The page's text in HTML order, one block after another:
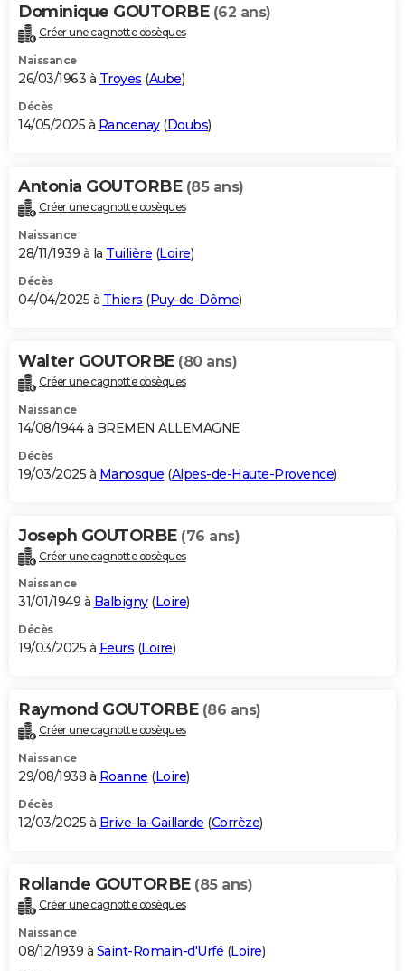
Dominique GOUTORBE (62 ans)
Créer une cagnotte obsèques
Naissance
26/03/1963 à Troyes (Aube)
Décès
14/05/2025 à Rancenay(Doubs)
Antonia GOUTORBE (85 ans)
Créer une cagnotte obsèques
Naissance
28/11/1939 à la Tuilière (Loire)
Décès
04/04/2025 à Thiers (Puy-de-Dôme)
Walter GOUTORBE (80 ans)
Créer une cagnotte obsèques
Naissance
14/08/1944 à BREMEN ALLEMAGNE
Décès
19/03/2025 à Manosque (Alpes-de-Haute-Provence)
Joseph GOUTORBE (76 ans)
Créer une cagnotte obsèques
Naissance
31/01/1949 à Balbigny(Loire)
Décès
19/03/2025 à Feurs (Loire)
Raymond GOUTORBE (86 ans)
Créer une cagnotte obsèques
Naissance
29/08/1938 à Roanne (Loire)
Décès
12/03/2025 à Brive-la-Gaillarde (Corrèze)
Rollande GOUTORBE (85 ans)
Créer une cagnotte obsèques
Naissance
08/12/1939 à Saint-Romain-d'Urfé (Loire)